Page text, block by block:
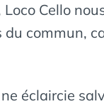
Cello
commun,
éclaircie